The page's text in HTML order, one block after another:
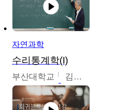
자연과학
수리통계학(I)
부산대학교 김충락